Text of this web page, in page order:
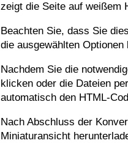
zeigt die Seite auf weißem
Beachten Sie, dass Sie
die ausgewählten
Nachdem Sie die
klicken oder die Dateien
automatisch den HTML-
Nach Abschluss der
Miniaturansicht